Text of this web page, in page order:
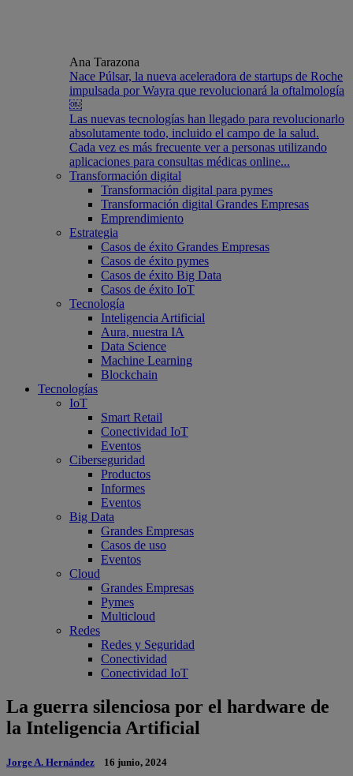
Ana Tarazona
Nace Púlsar, la nueva aceleradora de startups de Roche
impulsada por Wayra que revolucionará la oftalmología
￼
Las nuevas tecnologías han llegado para revolucionarlo
absolutamente todo, incluido el campo de la salud.
Cada vez es más frecuente ver a personas utilizando
aplicaciones para consultas médicas online...
Transformación digital
Transformación digital para pymes
Transformación digital Grandes Empresas
Emprendimiento
Estrategia
Casos de éxito Grandes Empresas
Casos de éxito pymes
Casos de éxito Big Data
Casos de éxito IoT
Tecnología
Inteligencia Artificial
Aura, nuestra IA
Data Science
Machine Learning
Blockchain
Tecnologías
IoT
Smart Retail
Conectividad IoT
Eventos
Ciberseguridad
Productos
Informes
Eventos
Big Data
Grandes Empresas
Casos de uso
Eventos
Cloud
Grandes Empresas
Pymes
Multicloud
Redes
Redes y Seguridad
Conectividad
Conectividad IoT
La guerra silenciosa por el hardware de
la Inteligencia Artificial
Jorge A. Hernández 16 junio, 2024